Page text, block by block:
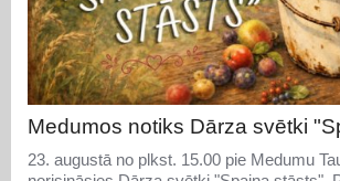
Medumos notiks Dārza svētki
23. augustā no plkst. 15.00 pie Medumu